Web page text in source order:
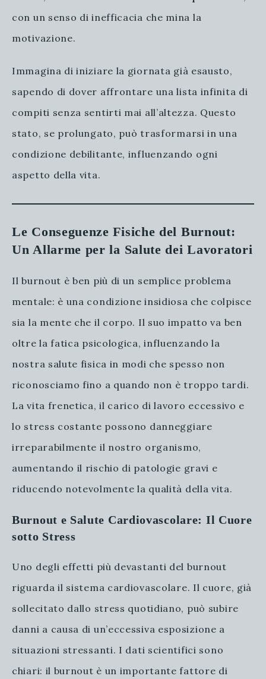
con un senso di inefficacia che mina la
motivazione.
Immagina di iniziare la giornata già esausto,
sapendo di dover affrontare una lista infinita di
compiti senza sentirti mai all’altezza. Questo
stato, se prolungato, può trasformarsi in una
condizione debilitante, influenzando ogni
aspetto della vita.
Le Conseguenze Fisiche del Burnout:
Un Allarme per la Salute dei Lavoratori
Il burnout è ben più di un semplice problema
mentale: è una condizione insidiosa che colpisce
sia la mente che il corpo. Il suo impatto va ben
oltre la fatica psicologica, influenzando la
nostra salute fisica in modi che spesso non
riconosciamo fino a quando non è troppo tardi.
La vita frenetica, il carico di lavoro eccessivo e
lo stress costante possono danneggiare
irreparabilmente il nostro organismo,
aumentando il rischio di patologie gravi e
riducendo notevolmente la qualità della vita.
Burnout e Salute Cardiovascolare: Il Cuore
sotto Stress
Uno degli effetti più devastanti del burnout
riguarda il sistema cardiovascolare. Il cuore, già
sollecitato dallo stress quotidiano, può subire
danni a causa di un’eccessiva esposizione a
situazioni stressanti. I dati scientifici sono
chiari: il burnout è un importante fattore di